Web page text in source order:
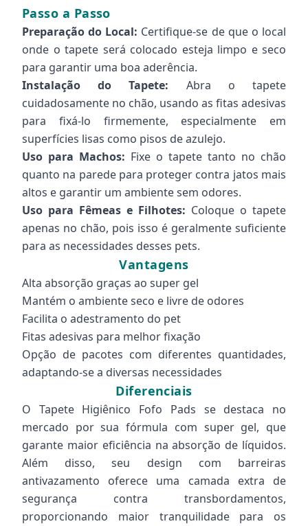
Passo a Passo
Preparação do Local: Certifique-se de que o local
onde o tapete será colocado esteja limpo e seco
para garantir uma boa aderência.
Instalação do Tapete: Abra o tapete
cuidadosamente no chão, usando as fitas adesivas
para fixá-lo firmemente, especialmente em
superfícies lisas como pisos de azulejo.
Uso para Machos: Fixe o tapete tanto no chão
quanto na parede para proteger contra jatos mais
altos e garantir um ambiente sem odores.
Uso para Fêmeas e Filhotes: Coloque o tapete
apenas no chão, pois isso é geralmente suficiente
para as necessidades desses pets.
Vantagens
Alta absorção graças ao super gel
Mantém o ambiente seco e livre de odores
Facilita o adestramento do pet
Fitas adesivas para melhor fixação
Opção de pacotes com diferentes quantidades,
adaptando-se a diversas necessidades
Diferenciais
O Tapete Higiênico Fofo Pads se destaca no
mercado por sua fórmula com super gel, que
garante maior eficiência na absorção de líquidos.
Além disso, seu design com barreiras
antivazamento oferece uma camada extra de
segurança contra transbordamentos,
proporcionando maior tranquilidade para os